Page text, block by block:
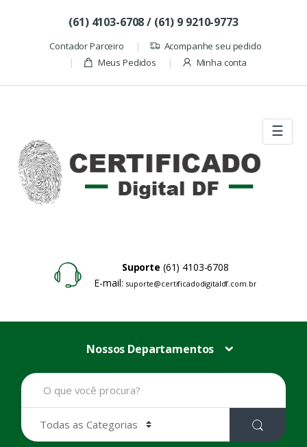
(61) 4103-6708 / (61) 9 9210-9773
Contador Parceiro
Acompanhe seu pedido
Meus Pedidos
Minha conta
☰
Suporte (61) 4103-6708
E-mail: suporte@certificadodigitaldf.com.br
Nossos Departamentos
B
u
a
r